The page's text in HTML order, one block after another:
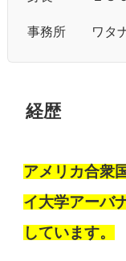
事務所 ワタナ
経歴
アメリカ合衆
イ大学アーバ
しています。